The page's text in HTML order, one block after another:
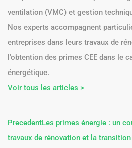
ventilation (VMC) et gestion
Nos experts accompagnent
entreprises dans leurs travaux de
l'obtention des primes CEE dans le
énergétique.
Voir tous les articles >
PrecedentLes primes énergie : un
travaux de rénovation et la